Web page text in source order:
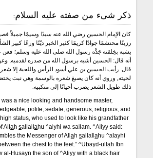
ذكر شىء من صفته عليه السلام:
كان الإمام الحسين رضي الله عنه سيدًا وسيمًا جميلاً
رزينًا محتشمًا جوادًا كريمًا كثير الخير ديّنًا ورعًا كبير
يشبه بخِلقته جَدَّه رسول الله صلى الله عليه وسلم؛
أنه قال: الحسين أشبه برسول الله من صدره لقدميه, وعن
قال: رأيت الحسين بن علي أسود الرأس واللحية إلا
لحيته, وروي أنه كان يصبغ شعره بالوسمة وهي نبت
ذلك طويل الشعر يضرب أحيانًا إلى منكبيه.
was a nice looking and handsome master,
polite, sedate, generous, religious, and
status, who used to look like his grandfather
Allahsallallahu ^alyhi wa sallam. ^Aliyy said:
the Messenger of Allahsallallahu ^alayhi
the chest to the feet.” ^Ubayd-ullah Ibn
al-Husayn the son of ^Aliyy with a black hair